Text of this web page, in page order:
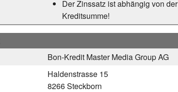
Der Zinssatz ist abhängig von der
Kreditsumme!
Bon-Kredit Master Media Group AG
Haldenstrasse 15
8266 Steckborn